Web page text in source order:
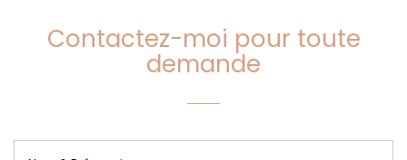
Contactez-moi pour toute
demande